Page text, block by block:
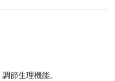
節生理機能。